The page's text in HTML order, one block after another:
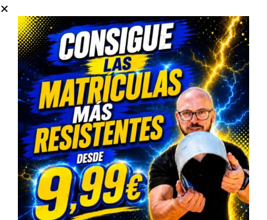
Contáctanos
678983500
Horario Atención Telefónica
L-V: 9:00-14:30
Empresa sujeta a normativa ISO 9001/14001